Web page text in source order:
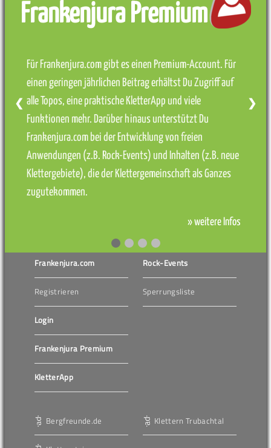
Frankenjura Premium
Für Frankenjura.com gibt es einen Premium-Account. Für
einen geringen jährlichen Beitrag erhältst Du Zugriff auf
alle Topos, eine praktische KletterApp und viele
Funktionen mehr. Darüber hinaus unterstützt Du
Frankenjura.com bei der Entwicklung von freien
Anwendungen (z.B. Rock-Events) und Inhalten (z.B. neue
Klettergebiete), die der Klettergemeinschaft als Ganzes
zugutekommen.
» weitere Infos
❮ ❯
Frankenjura.com
Registrieren
Login
Frankenjura Premium
KletterApp
Rock-Events
Sperrungsliste
Bergfreunde.de Klettern Trubachtal